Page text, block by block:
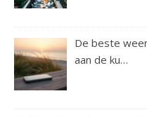
De beste
aan de ku…